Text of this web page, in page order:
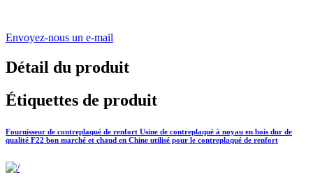
Envoyez-nous un e-mail
Détail du produit
Étiquettes de produit
Fournisseur de contreplaqué de renfort Usine de contreplaqué à noyau en bois dur de
qualité F22 bon marché et chaud en Chine utilisé pour le contreplaqué de renfort